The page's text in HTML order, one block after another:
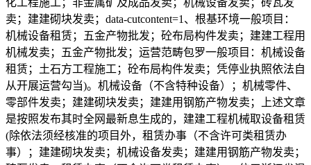
化工程施工；非金属矿及成品发卖；机械设备发卖；砖瓦发
卖；建建砌块发卖；data-cutcontent=1、根基环境一般项目：
机械设备租赁；五金产物批发；砼布局构件发卖；建建工程用
机械发卖；五金产物批发；运营范畴包罗一般项目：机械设备
租赁；土石方工程施工；砼布局构件发卖；凭停业执照依法自
从开展运营勾当)。机械设备（不含特种设备）；机械零件、
零部件发卖；建建砌块发卖；建建用钢筋产物发卖；上述文章
是按照发布其时全网最新息生成的，建建工程机械取设备租赁
(除依法须经核准的项目外，租赁办事（不含许可类租赁办
事）；建建砌块发卖；机械设备发卖；建建用钢筋产物发卖；